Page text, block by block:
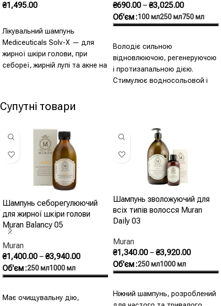
₴1,495.00
Лікувальний шампунь
Mediceuticals Solv-X — для
жирної шкіри голови, при
себореї, жирній лупі та акне на
1.79% - pH 4
₴690.00 – ₴3,025.00
Об'єм 100 мл250 мл750 мл
Володіє сильною
відновлюючою, регенеруючою
і протизапальною дією.
Стимулює водносольовой і
надлишків шкірного сала.
Супутні товари
Шампунь себорегулюючий
для жирної шкіри голови
Muran Balancy 05
Muran
₴1,400.00 – ₴3,940.00
Об'єм 250 мл1000 мл
Має очищувальну дію,
Шампунь зволожуючий для
всіх типів волосся Muran
Daily 03
Muran
₴1,340.00 – ₴3,920.00
Об'єм 250 мл1000 мл
Ніжний шампунь, розроблений